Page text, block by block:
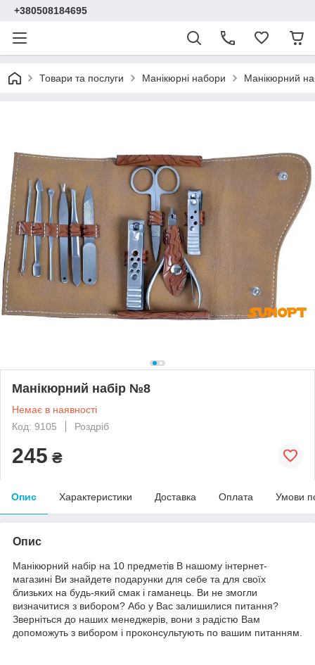
+380508184695
Товари та послуги Манікюрні набори Манікюрний
Манікюрний набір №8
Немає в наявності
Код: 9105
Роздріб
245 ₴
Опис Характеристики Доставка Оплата Умови
Опис
Манікюрний набір на 10 предметів В нашому інтернет-
магазині Ви знайдете подарунки для себе та для своїх
близьких на будь-який смак і гаманець. Ви не змогли
визначитися з вибором? Або у Вас залишилися питання?
Зверніться до наших менеджерів, вони з радістю Вам
допоможуть з вибором і проконсультують по вашим питанням.